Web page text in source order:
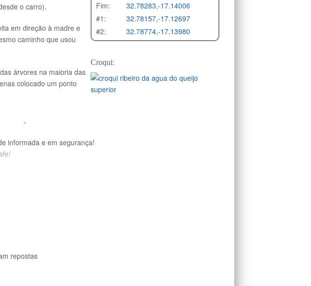
o carro).
em direção à madre e
caminho que usou
árvores na maioria das
colocado um ponto
Fim:
32.78283,-17.14006
#1:
32.78157,-17.12697
#2:
32.78774,-17.13980
Croqui:
informada e em segurança!
repostas